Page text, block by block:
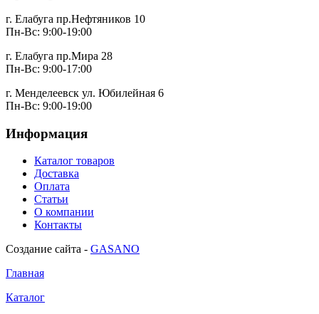
г. Елабуга пр.Нефтяников 10
Пн-Вс: 9:00-19:00
г. Елабуга пр.Мира 28
Пн-Вс: 9:00-17:00
г. Менделеевск ул. Юбилейная 6
Пн-Вс: 9:00-19:00
Информация
Каталог товаров
Доставка
Оплата
Статьи
О компании
Контакты
Создание сайта - GASANO
Главная
Каталог